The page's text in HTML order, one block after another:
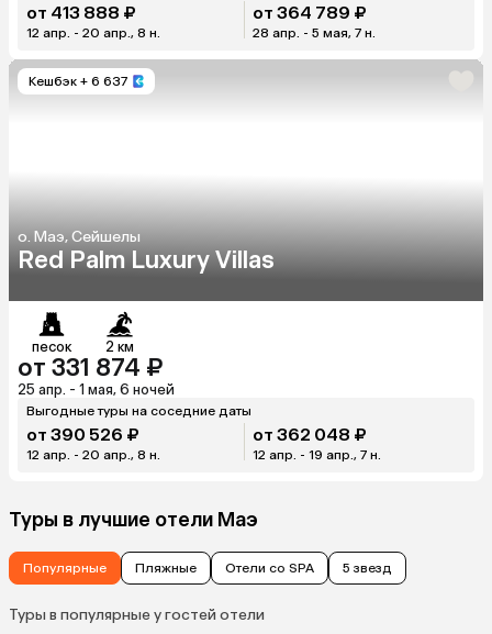
от 413 888 ₽
12 апр. - 20 апр., 8 н.
от 364 789 ₽
28 апр. - 5 мая, 7 н.
Кешбэк + 6 637
о. Маэ, Сейшелы
Red Palm Luxury Villas
песок 2 км
от 331 874 ₽
25 апр. - 1 мая, 6 ночей
Выгодные туры на соседние даты
от 390 526 ₽
12 апр. - 20 апр., 8 н.
от 362 048 ₽
12 апр. - 19 апр., 7 н.
Туры в лучшие отели Маэ
Популярные Пляжные Отели со SPA 5 звезд
Туры в популярные у гостей отели